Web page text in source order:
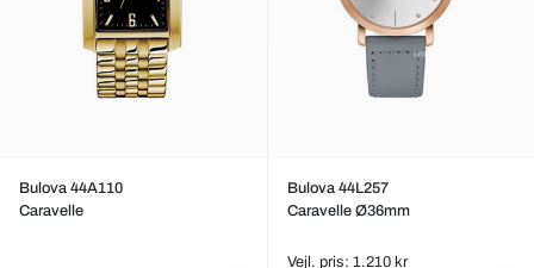
Bulova 44A110
Caravelle
Bulova 44L257
Caravelle Ø36mm
Vejl. pris: 1.210 kr